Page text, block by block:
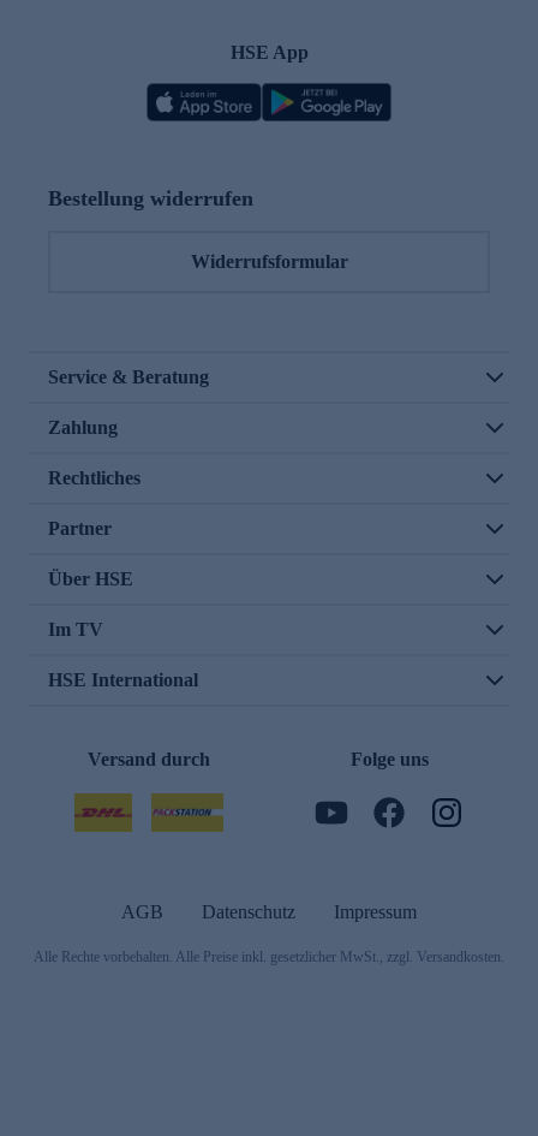
HSE App
Bestellung widerrufen
Widerrufsformular
Service & Beratung
Zahlung
Rechtliches
Partner
Über HSE
Im TV
HSE International
Versand durch Folge uns
AGB Datenschutz Impressum
Alle Rechte vorbehalten. Alle Preise inkl. gesetzlicher MwSt., zzgl. Versandkosten.